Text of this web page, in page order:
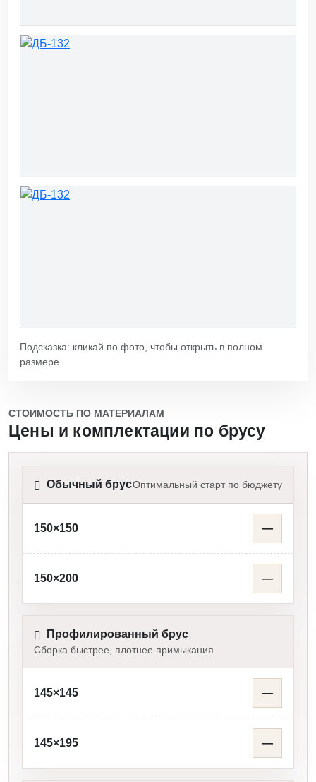
Подсказка: кликай по фото, чтобы открыть в полном
размере.
СТОИМОСТЬ ПО МАТЕРИАЛАМ
Цены и комплектации по брусу
Обычный брусОптимальный старт по бюджету
150×150 —
150×200 —
Профилированный брус
Сборка быстрее, плотнее примыкания
145×145 —
145×195 —